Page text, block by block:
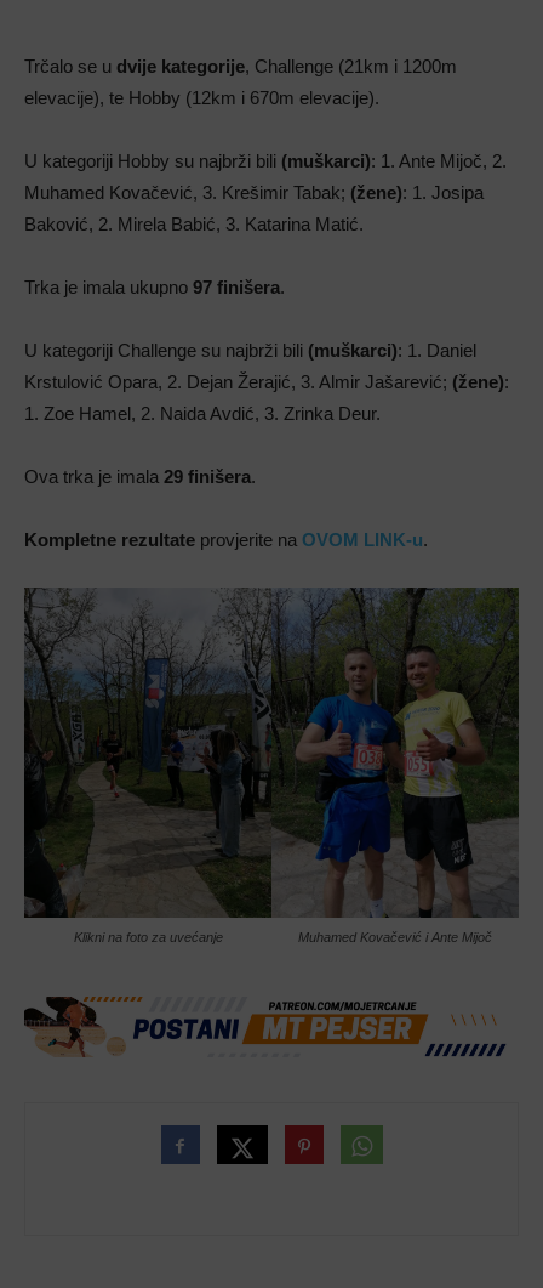
Trčalo se u dvije kategorije, Challenge (21km i 1200m
elevacije), te Hobby (12km i 670m elevacije).
U kategoriji Hobby su najbrži bili (muškarci): 1. Ante Mijoč, 2.
Muhamed Kovačević, 3. Krešimir Tabak; (žene): 1. Josipa
Baković, 2. Mirela Babić, 3. Katarina Matić.
Trka je imala ukupno 97 finišera.
U kategoriji Challenge su najbrži bili (muškarci): 1. Daniel
Krstulović Opara, 2. Dejan Žerajić, 3. Almir Jašarević; (žene):
1. Zoe Hamel, 2. Naida Avdić, 3. Zrinka Deur.
Ova trka je imala 29 finišera.
Kompletne rezultate provjerite na OVOM LINK-u.
Klikni na foto za uvećanje Muhamed Kovačević i Ante Mijoč